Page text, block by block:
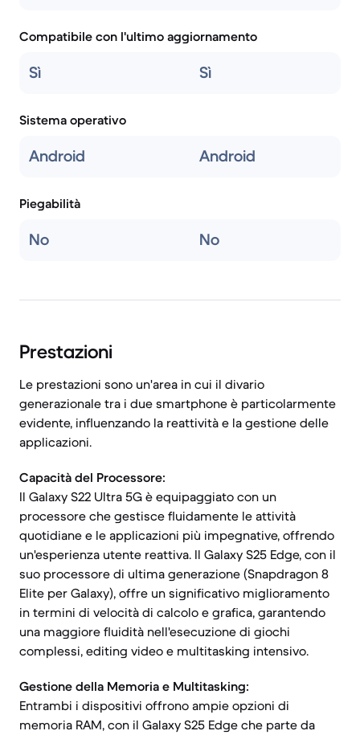
Compatibile con l'ultimo aggiornamento
Sì Sì
Sistema operativo
Android Android
Piegabilità
No No
Prestazioni
Le prestazioni sono un'area in cui il divario
generazionale tra i due smartphone è particolarmente
evidente, influenzando la reattività e la gestione delle
applicazioni.
Capacità del Processore:
Il Galaxy S22 Ultra 5G è equipaggiato con un
processore che gestisce fluidamente le attività
quotidiane e le applicazioni più impegnative, offrendo
un'esperienza utente reattiva. Il Galaxy S25 Edge, con il
suo processore di ultima generazione (Snapdragon 8
Elite per Galaxy), offre un significativo miglioramento
in termini di velocità di calcolo e grafica, garantendo
una maggiore fluidità nell'esecuzione di giochi
complessi, editing video e multitasking intensivo.
Gestione della Memoria e Multitasking:
Entrambi i dispositivi offrono ampie opzioni di
memoria RAM, con il Galaxy S25 Edge che parte da